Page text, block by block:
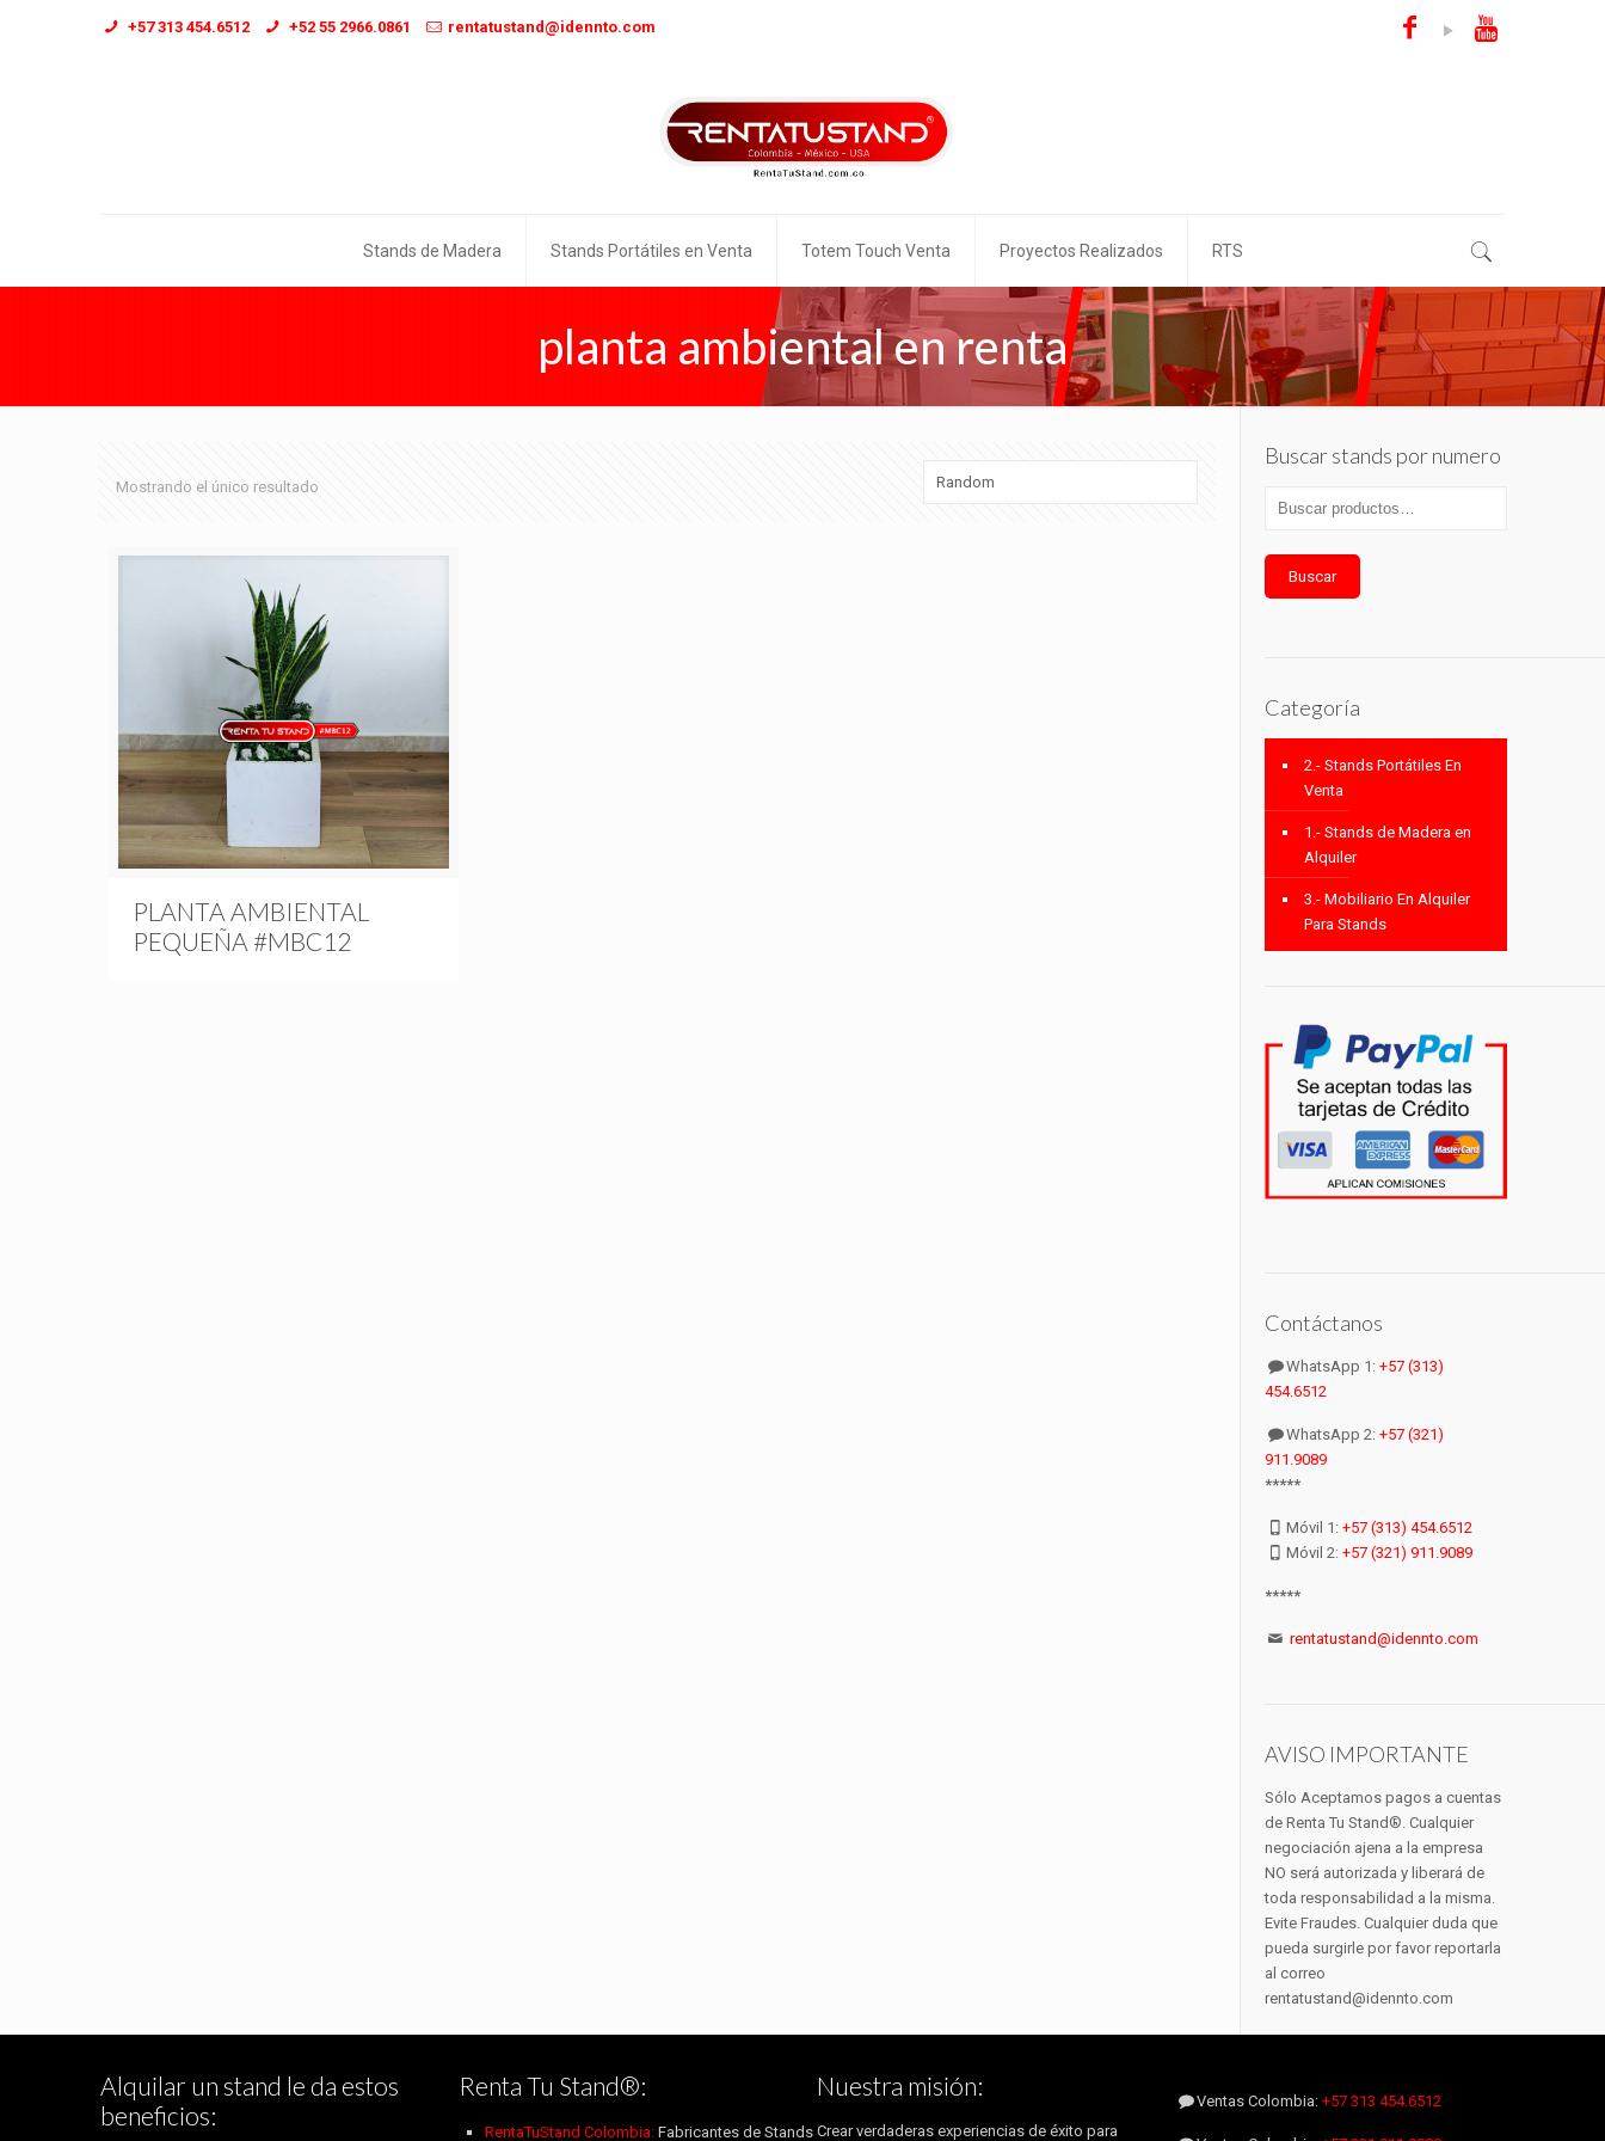
+57 313 454.6512 +52 55 2966.0861 rentatustand@idennto.com
Stands de Madera Stands Portátiles en Venta Totem Touch Venta Proyectos Realizados RTS
planta ambiental en renta
Mostrando el único resultado
PLANTA AMBIENTAL
PEQUEÑA #MBC12
Buscar stands por numero
Buscar
Categoría
2.- Stands Portátiles En
Venta
1.- Stands de Madera en
Alquiler
3.- Mobiliario En Alquiler
Para Stands
Contáctanos
WhatsApp 1:+57 (313)
454.6512
WhatsApp 2:+57 (321)
911.9089
*****
Móvil 1:+57 (313) 454.6512
Móvil 2:+57 (321) 911.9089
*****
rentatustand@idennto.com
AVISO IMPORTANTE
Sólo Aceptamos pagos a cuentas
de Renta Tu Stand®. Cualquier
negociación ajena a la empresa
NO será autorizada y liberará de
toda responsabilidad a la misma.
Evite Fraudes. Cualquier duda que
pueda surgirle por favor reportarla
al correo
rentatustand@idennto.com
Alquilar un stand le da estos
beneficios:
Renta Tu Stand®:
RentaTuStand Colombia:Fabricantes de Stands
Nuestra misión:
Crear verdaderas experiencias de éxito para
Ventas Colombia:+57 313 454.6512